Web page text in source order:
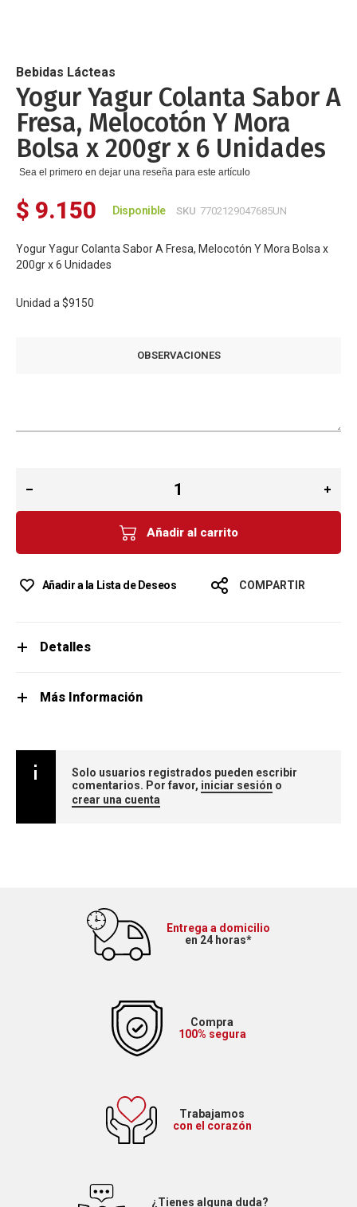
de
la
galería
de
imágenes
Bebidas Lácteas
Yogur Yagur Colanta Sabor A
Fresa, Melocotón Y Mora
Bolsa x 200gr x 6 Unidades
Sea el primero en dejar una reseña para este artículo
$ 9.150 Disponible SKU 7702129047685UN
Yogur Yagur Colanta Sabor A Fresa, Melocotón Y Mora Bolsa x
200gr x 6 Unidades
Unidad a $9150
OBSERVACIONES
Añadir al carrito
Añadir a la Lista de Deseos COMPARTIR
Detalles
Más Información
Solo usuarios registrados pueden escribir
comentarios. Por favor, iniciar sesión o
crear una cuenta
Entrega a domicilio
en 24 horas*
Compra
100% segura
Trabajamos
con el corazón
¿Tienes alguna duda?